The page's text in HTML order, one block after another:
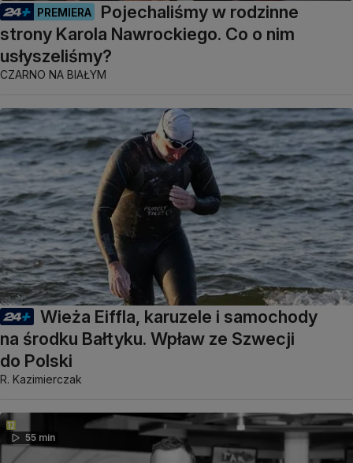
PREMIERA
Pojechaliśmy w rodzinne
strony Karola Nawrockiego. Co o nim
usłyszeliśmy?
CZARNO NA BIAŁYM
Wieża Eiffla, karuzele i samochody
na środku Bałtyku. Wpław ze Szwecji
do Polski
R. Kazimierczak
55 min